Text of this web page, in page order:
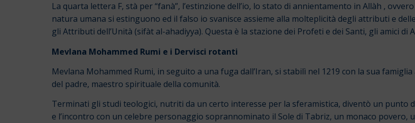
La quarta lettera F, stà per “fanà”, l’estinzione dell’io, lo stato di annientamento in Allàh ,
natura umana si estinguono ed il falso io svanisce assieme alla molteplicità degli attributi e
gli Attributi dell’Unità (sifàt al-ahadiyya). Questa è la stazione dei Profeti e dei Santi, gli amici
Mevlana Mohammed Rumi e i Dervisci rotanti
Mevlana Mohammed Rumi, in seguito a una fuga dall’Iran, si stabilì nel 1219 con la sua
del padre, maestro spirituale della comunità.
Terminati gli studi teologici, nutriti da un certo interesse per la sferamistica, diventò un
e l’incontro con un celebre personaggio soprannominato il Sole di Tabriz, un monaco povero,